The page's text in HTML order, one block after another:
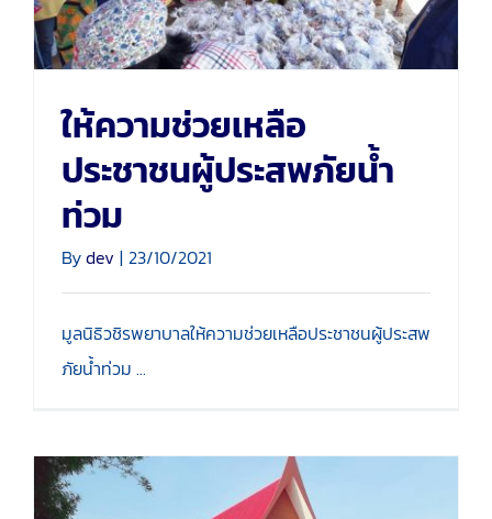
ให้ความช่วยเหลือ
ประชาชนผู้ประสพภัยน้ำ
ท่วม
Bydev | 23/10/2021
มูลนิธิวชิรพยาบาลให้ความช่วยเหลือประชาชนผู้ประสพ
ภัยน้ำท่วม ...